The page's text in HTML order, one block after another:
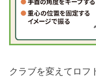
クラブを変えてロフ